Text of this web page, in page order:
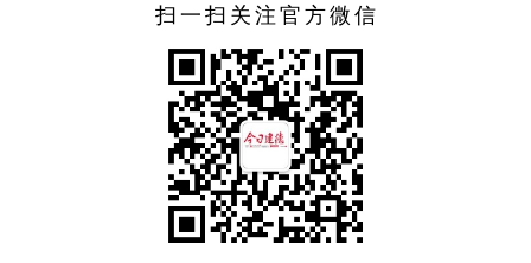
扫一扫关注官方微信